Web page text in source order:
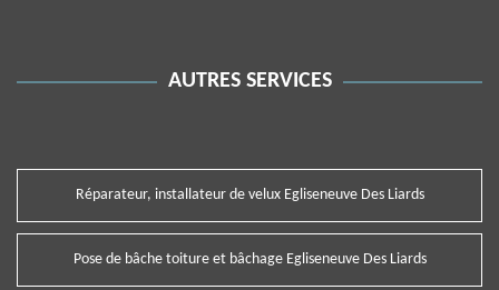
AUTRES SERVICES
Réparateur, installateur de velux Egliseneuve Des Liards
Pose de bâche toiture et bâchage Egliseneuve Des Liards